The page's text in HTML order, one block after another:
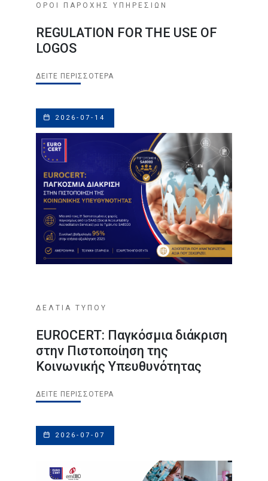
ΟΡΟΙ ΠΑΡΟΧΗΣ ΥΠΗΡΕΣΙΩΝ
REGULATION FOR THE USE OF
LOGOS
ΔΕΊΤΕ ΠΕΡΙΣΣΌΤΕΡΑ
2026-07-14
ΔΕΛΤΙΑ ΤΥΠΟΥ
EUROCERT: Παγκόσμια διάκριση
στην Πιστοποίηση της
Κοινωνικής Υπευθυνότητας
ΔΕΊΤΕ ΠΕΡΙΣΣΌΤΕΡΑ
2026-07-07